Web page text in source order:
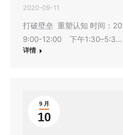
2020-09-11
打破壁垒 重塑认知 时间：
9:00-12:00 下午1:30–5:3…
详情
9 月
10